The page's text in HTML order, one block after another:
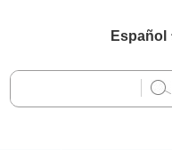
Español
English